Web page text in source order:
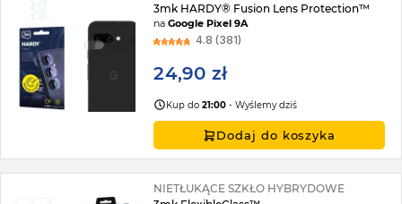
3mk HARDY® Fusion Lens Protection™
naGoogle Pixel 9A
4.8 (381)
24,90 zł
Kup do21:00 - Wyślemy dziś
Dodaj do koszyka
NIETŁUKĄCE SZKŁO HYBRYDOWE